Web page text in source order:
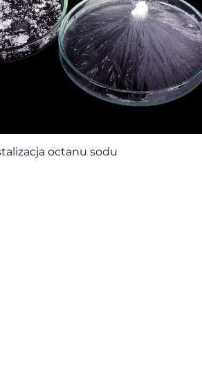
octanu sodu